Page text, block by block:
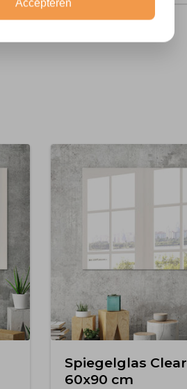
Spiegelglas
60x90 cm
Accepteren